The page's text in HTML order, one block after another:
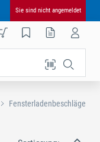
Sie sind nicht angemeldet
Fensterladenbeschläge